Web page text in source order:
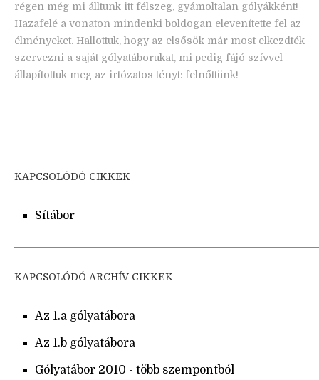
régen még mi álltunk itt félszeg, gyámoltalan gólyákként!
Hazafelé a vonaton mindenki boldogan elevenítette fel az
élményeket. Hallottuk, hogy az elsősök már most elkezdték
szervezni a saját gólyatáborukat, mi pedig fájó szívvel
állapítottuk meg az irtózatos tényt: felnőttünk!
KAPCSOLÓDÓ CIKKEK
Sítábor
KAPCSOLÓDÓ ARCHÍV CIKKEK
Az 1.a gólyatábora
Az 1.b gólyatábora
Gólyatábor 2010 - több szempontból